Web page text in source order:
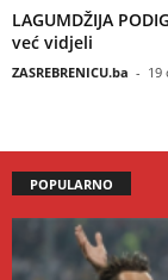
LAGUMDŽIJA
već vidjeli
ZASREBRENICU.ba - 19
POPULARNO